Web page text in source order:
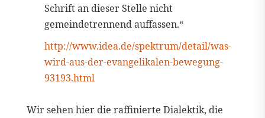
Schrift an dieser Stelle nicht
gemeindetrennend auffassen.“
http://www.idea.de/spektrum/detail/was-
wird-aus-der-evangelikalen-bewegung-
93193.html
Wir sehen hier die raffinierte Dialektik, die